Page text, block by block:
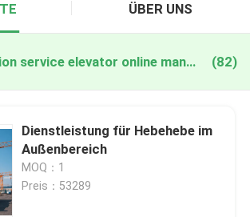
ÜBER UNS
construction service elevator online manufacture (82)
Dienstleistung für Hebehebe im
Außenbereich
MOQ：1
Preis：53289